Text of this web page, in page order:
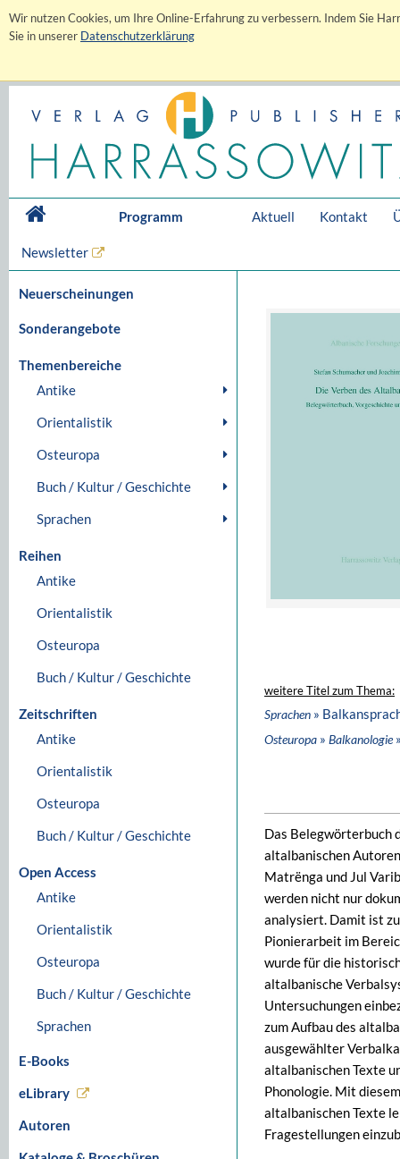
Wir nutzen Cookies, um Ihre Online-Erfahrung zu verbessern. Indem Sie
Sie in unserer Datenschutzerklärung
Programm Aktuell Kontakt
Newsletter
Neuerscheinungen
Sonderangebote
Themenbereiche
Antike
Orientalistik
Osteuropa
Buch / Kultur / Geschichte
Sprachen
Reihen
Antike
Orientalistik
Osteuropa
Buch / Kultur / Geschichte
Zeitschriften
Antike
Orientalistik
Osteuropa
Buch / Kultur / Geschichte
Open Access
Antike
Orientalistik
Osteuropa
Buch / Kultur / Geschichte
Sprachen
E-Books
eLibrary
Autoren
weitere Titel zum Thema:
Sprachen »
Osteuropa » Balkanologie
Das Belegwörterbuch
altalbanischen
Matrënga und Jul
werden nicht nur
analysiert. Damit ist
Pionierarbeit im
wurde für die
altalbanische
Untersuchungen
zum Aufbau des
ausgewählter
altalbanischen Texte
Phonologie. Mit
altalbanischen Texte
Fragestellungen